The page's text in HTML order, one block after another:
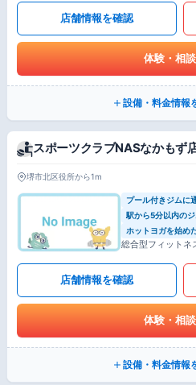
店舗情報を確認
体験・相
設備・料金情報
スポーツクラブNASなかもず
堺市北区役所から1m
プール付きジムに
駅から5分以内の
ホットヨガを始め
総合型フィットネ
店舗情報を確認
体験・相
設備・料金情報